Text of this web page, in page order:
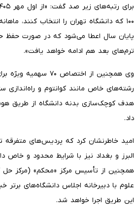
پایان سال اعطا می‌شود که در صورت حفظ
ترم‌های بعد هم ادامه خواهد یافت».
وی همچنین از اختصاص
رشته‌های خاص مانند کوانتوم و
هدف کوچک‌سازی بدنه دانشگاه از طریق
داد.
امید خاطرنشان کرد که پردیس‌های
البرز و بغداد نیز با شرایط محدود و خاص
همچنین از تأسیس مرکز «محکم» (مرکز حل
علوم با دبیرخانه اجلاس دانشگاه‌های برتر
این طریق اجرا خواهد شد.